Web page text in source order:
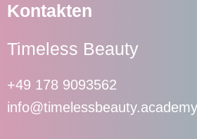
Kontakten
Timeless Beauty
+49 178 9093562
info@timelessbeauty.academy